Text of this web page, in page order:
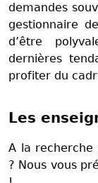
demandes
gestionnaire
d’être
dernières
profiter du
Les
A la recherche
? Nous vous